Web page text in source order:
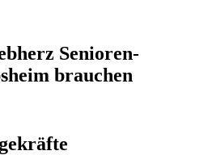
Senioren­
brauchen